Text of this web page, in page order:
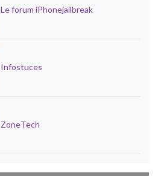
Le forum iPhonejailbreak
Infostuces
ZoneTech